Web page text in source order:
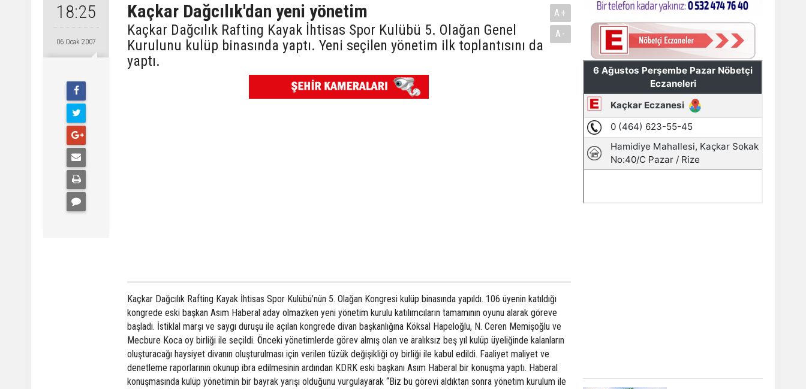
18:25
06 Ocak 2007
Kaçkar Dağcılık'dan yeni yönetim
Kaçkar Dağcılık Rafting Kayak İhtisas Spor Kulübü 5. Olağan Genel
Kurulunu kulüp binasında yaptı. Yeni seçilen yönetim ilk toplantısını da
yaptı.
A+
A-
Kaçkar Dağcılık Rafting Kayak İhtisas Spor Kulübü’nün 5. Olağan Kongresi kulüp binasında yapıldı. 106 üyenin katıldığı
kongrede eski başkan Asım Haberal aday olmazken yeni yönetim kurulu katılımcıların tamamının oyunu alarak göreve
başladı. İstiklal marşı ve saygı duruşu ile açılan kongrede divan başkanlığına Köksal Hapeloğlu, N. Ceren Memişoğlu ve
Mecbure Koca oy birliği ile seçildi. Önceki yönetimlerde görev almış olan ve aralıksız beş yıl kulüp üyeliğinde kalanların
oluşturacağı haysiyet divanın oluşturulması için verilen tüzük değişikliği oy birliği ile kabul edildi. Faaliyet maliyet ve
denetleme raporlarının okunup ibra edilmesinin ardından KDRK eski başkanı Asım Haberal bir konuşma yaptı. Haberal
konuşmasında kulüp yönetimin bir bayrak yarışı olduğunu vurgulayarak “Biz bu görevi aldıktan sonra yönetim kurulum ile